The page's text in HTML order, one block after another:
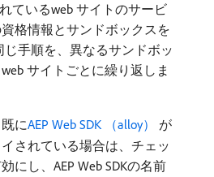
ているweb サイトのサービ
格情報とサンドボックスを
手順を、異なるサンドボッ
サイトごとに繰り返しま
にAEP Web SDK （alloy） ​ が
されている場合は、チェッ
にし、AEP Web SDKの名前